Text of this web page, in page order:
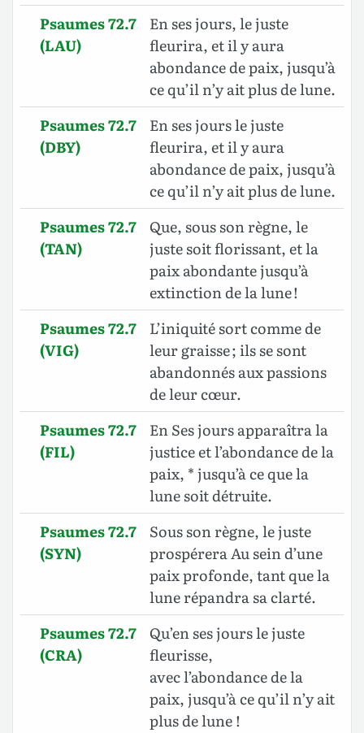
Psaumes 72.7
(LAU)
En ses jours, le juste
fleurira, et il y aura
abondance de paix, jusqu’à
ce qu’il n’y ait plus de lune.
Psaumes 72.7
(DBY)
En ses jours le juste
fleurira, et il y aura
abondance de paix, jusqu’à
ce qu’il n’y ait plus de lune.
Psaumes 72.7
(TAN)
Que, sous son règne, le
juste soit florissant, et la
paix abondante jusqu’à
extinction de la lune !
Psaumes 72.7
(VIG)
L’iniquité sort comme de
leur graisse ; ils se sont
abandonnés aux passions
de leur cœur.
Psaumes 72.7
(FIL)
En Ses jours apparaîtra la
justice et l’abondance de la
paix, * jusqu’à ce que la
lune soit détruite.
Psaumes 72.7
(SYN)
Sous son règne, le juste
prospérera Au sein d’une
paix profonde, tant que la
lune répandra sa clarté.
Psaumes 72.7
(CRA)
Qu’en ses jours le juste
fleurisse,
avec l’abondance de la
paix, jusqu’à ce qu’il n’y ait
plus de lune !